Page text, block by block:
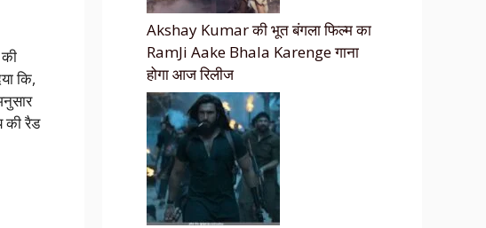
कि,
की रैड
Akshay Kumar की भूत बंगला फिल्म का
RamJi Aake Bhala Karenge गाना
होगा आज रिलीज